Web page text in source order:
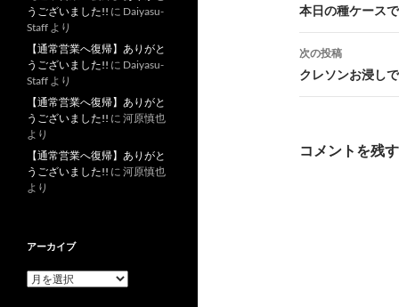
稿
ナ
ビ
ゲ
本日の種ケース
次の投稿
クレソンお浸し
コメントを残す
うございました!! に Daiyasu-
Staff より
【通常営業へ復帰】ありがと
うございました!! に Daiyasu-
Staff より
【通常営業へ復帰】ありがと
うございました!! に 河原慎也
より
【通常営業へ復帰】ありがと
うございました!! に 河原慎也
より
アーカイブ
ア